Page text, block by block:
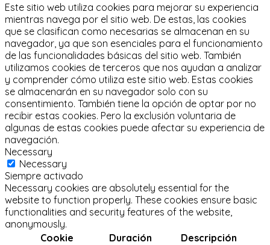
Este sitio web utiliza cookies para mejorar su experiencia
mientras navega por el sitio web. De estas, las cookies
que se clasifican como necesarias se almacenan en su
navegador, ya que son esenciales para el funcionamiento
de las funcionalidades básicas del sitio web. También
utilizamos cookies de terceros que nos ayudan a analizar
y comprender cómo utiliza este sitio web. Estas cookies
se almacenarán en su navegador solo con su
consentimiento. También tiene la opción de optar por no
recibir estas cookies. Pero la exclusión voluntaria de
algunas de estas cookies puede afectar su experiencia de
navegación.
Necessary
Necessary
Siempre activado
Necessary cookies are absolutely essential for the
website to function properly. These cookies ensure basic
functionalities and security features of the website,
anonymously.
Cookie
Duración Descripción